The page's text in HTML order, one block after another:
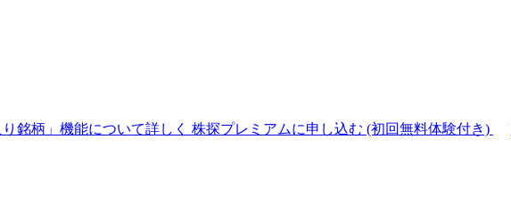
り銘柄」機能について詳しく 株探プレミアムに申し込む (初回無料体験付き)